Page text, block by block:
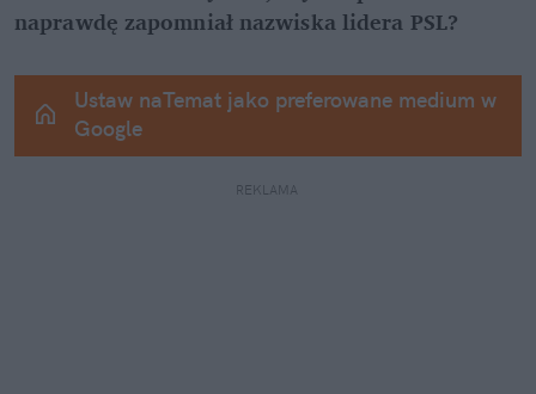
naprawdę zapomniał nazwiska lidera PSL?
Ustaw naTemat jako preferowane medium w
Google
REKLAMA